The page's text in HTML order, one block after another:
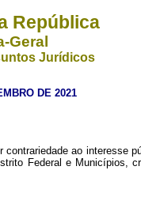
República
Geral
Jurídicos
DE 2021
ao interesse
Federal e Municípios,